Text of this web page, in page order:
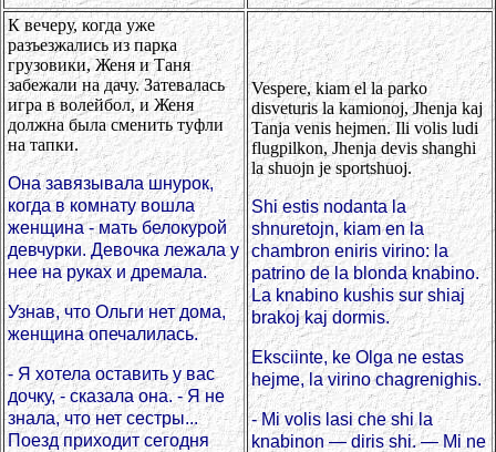
К вечеру, когда уже
разъезжались из парка
грузовики, Женя и Таня
забежали на дачу. Затевалась
игра в волейбол, и Женя
должна была сменить туфли
на тапки.
Она завязывала шнурок,
когда в комнату вошла
женщина - мать белокурой
девчурки. Девочка лежала у
нее на руках и дремала.
Узнав, что Ольги нет дома,
женщина опечалилась.
- Я хотела оставить у вас
дочку, - сказала она. - Я не
знала, что нет сестры...
Поезд приходит сегодня
Vespere, kiam el la parko
disveturis la kamionoj, Jhenja kaj
Tanja venis hejmen. Ili volis ludi
flugpilkon, Jhenja devis shanghi
la shuojn je sportshuoj.
Shi estis nodanta la
shnuretojn, kiam en la
chambron eniris virino: la
patrino de la blonda knabino.
La knabino kushis sur shiaj
brakoj kaj dormis.
Eksciinte, ke Olga ne estas
hejme, la virino chagrenighis.
- Mi volis lasi che shi la
knabinon — diris shi. — Mi ne